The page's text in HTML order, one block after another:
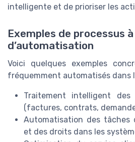
intelligente et de prioriser les
Exemples de processus
d’automatisation
Voici quelques exemples
fréquemment automatisés dans
Traitement intelligent des
(factures, contrats,
Automatisation des tâches
et des droits dans les